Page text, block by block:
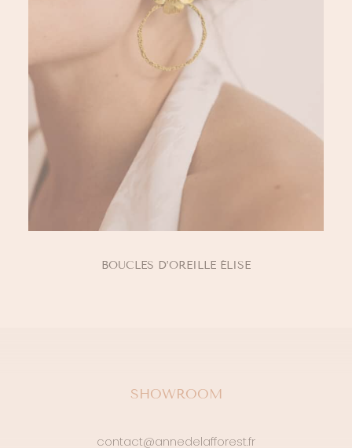
AJOUTER AU PANIER
BOUCLES D’OREILLE ÉLISE
SHOWROOM
contact@annedelafforest.fr